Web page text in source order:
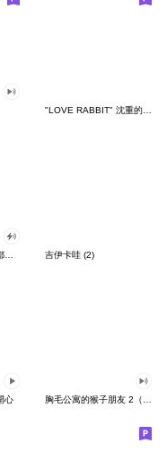
"LOVE RABBIT" 沈重的愛 台灣版
吉伊卡哇 (2)
心 胸毛公寓的猴子朋友 2（有聲動態）